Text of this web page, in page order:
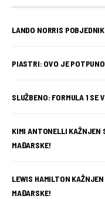
LANDO NORRIS
PIASTRI: OVO JE
SLUŽBENO: FORMULA 1 SE
KIMI ANTONELLI KAŽNJEN
MAĐARSKE!
LEWIS HAMILTON
MAĐARSKE!